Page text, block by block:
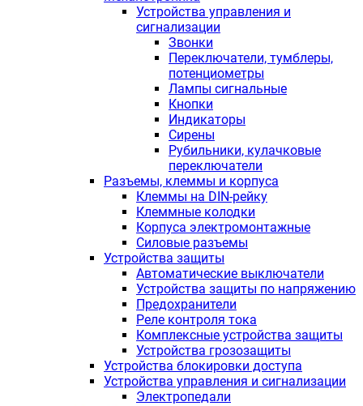
Устройства управления и
сигнализации
Звонки
Переключатели, тумблеры,
потенциометры
Лампы сигнальные
Кнопки
Индикаторы
Сирены
Рубильники, кулачковые
переключатели
Разъемы, клеммы и корпуса
Клеммы на DIN-рейку
Клеммные колодки
Корпуса электромонтажные
Силовые разъемы
Устройства защиты
Автоматические выключатели
Устройства защиты по напряжению
Предохранители
Реле контроля тока
Комплексные устройства защиты
Устройства грозозащиты
Устройства блокировки доступа
Устройства управления и сигнализации
Электропедали